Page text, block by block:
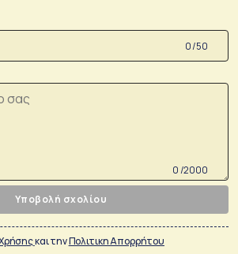
0 /50
0 /2000
Υποβολή σχολίου
και τηνΠολιτικη Απορρήτου